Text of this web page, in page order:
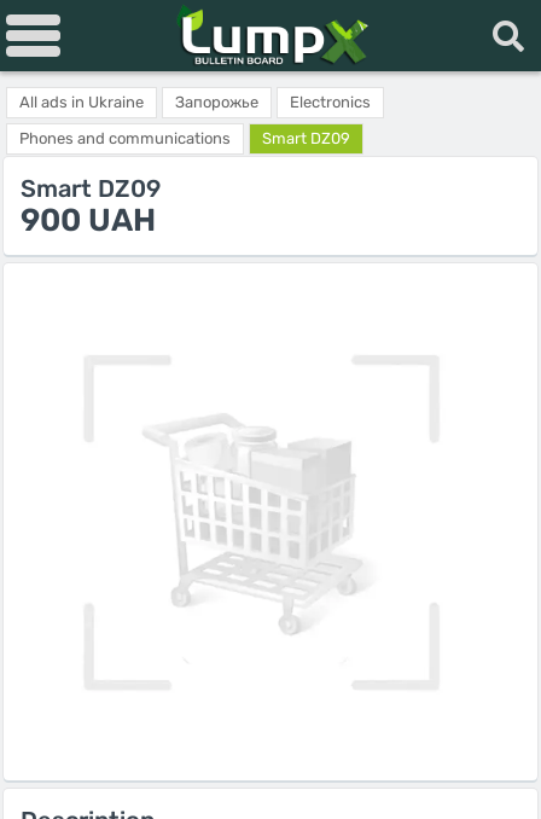
All ads in Ukraine Запорожье
Electronics
Phones and communications
Smart DZ09
Smart DZ09
900 UAH